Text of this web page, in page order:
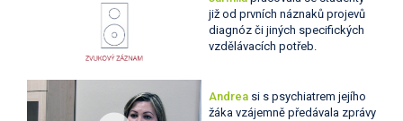
již od prvních náznaků projevů
diagnóz či jiných specifických
vzdělávacích potřeb.
Andrea si s psychiatrem jejího
žáka vzájemně předávala zprávy